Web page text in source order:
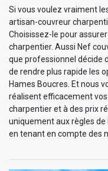
Si vous voulez vraiment
artisan-couvreur
Choisissez-le pour
charpentier. Aussi Nef
que professionnel décide
de rendre plus rapide les
Hames Boucres. Et nous
réalisent efficacement
charpentier et à des prix
uniquement aux règles de
en tenant en compte des